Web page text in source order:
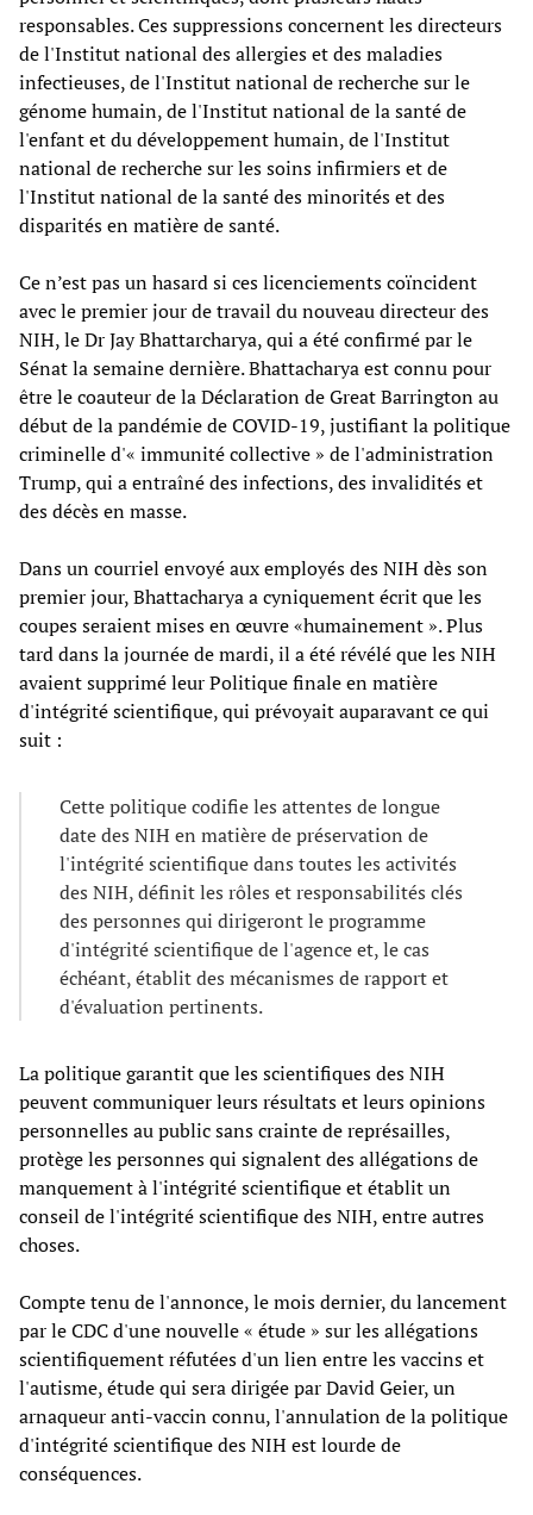
responsables. Ces suppressions concernent les directeurs
de l'Institut national des allergies et des maladies
infectieuses, de l'Institut national de recherche sur le
génome humain, de l'Institut national de la santé de
l'enfant et du développement humain, de l'Institut
national de recherche sur les soins infirmiers et de
l'Institut national de la santé des minorités et des
disparités en matière de santé.
Ce n’est pas un hasard si ces licenciements coïncident
avec le premier jour de travail du nouveau directeur des
NIH, le Dr Jay Bhattarcharya, qui a été confirmé par le
Sénat la semaine dernière. Bhattacharya est connu pour
être le coauteur de la Déclaration de Great Barrington au
début de la pandémie de COVID-19, justifiant la politique
criminelle d'« immunité collective » de l'administration
Trump, qui a entraîné des infections, des invalidités et
des décès en masse.
Dans un courriel envoyé aux employés des NIH dès son
premier jour, Bhattacharya a cyniquement écrit que les
coupes seraient mises en œuvre «humainement ». Plus
tard dans la journée de mardi, il a été révélé que les NIH
avaient supprimé leur Politique finale en matière
d'intégrité scientifique, qui prévoyait auparavant ce qui
suit :
Cette politique codifie les attentes de longue
date des NIH en matière de préservation de
l'intégrité scientifique dans toutes les activités
des NIH, définit les rôles et responsabilités clés
des personnes qui dirigeront le programme
d'intégrité scientifique de l'agence et, le cas
échéant, établit des mécanismes de rapport et
d'évaluation pertinents.
La politique garantit que les scientifiques des NIH
peuvent communiquer leurs résultats et leurs opinions
personnelles au public sans crainte de représailles,
protège les personnes qui signalent des allégations de
manquement à l'intégrité scientifique et établit un
conseil de l'intégrité scientifique des NIH, entre autres
choses.
Compte tenu de l'annonce, le mois dernier, du lancement
par le CDC d'une nouvelle « étude » sur les allégations
scientifiquement réfutées d'un lien entre les vaccins et
l'autisme, étude qui sera dirigée par David Geier, un
arnaqueur anti-vaccin connu, l'annulation de la politique
d'intégrité scientifique des NIH est lourde de
conséquences.